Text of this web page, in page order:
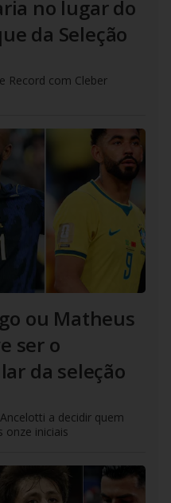
no lugar do
da Seleção
Record com Cleber
ou Matheus
ser o
da seleção
a decidir quem
onze iniciais